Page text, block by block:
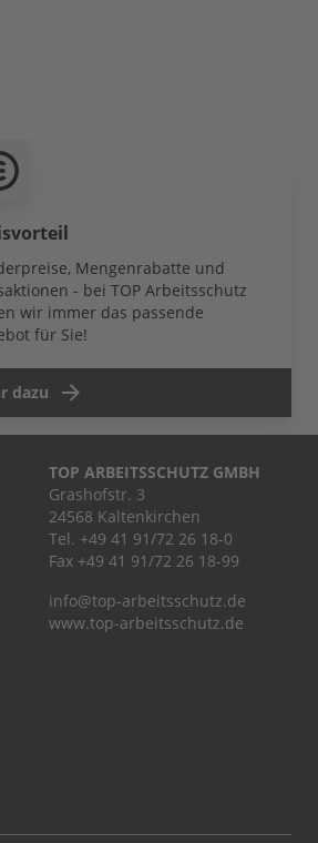
Mengenrabatte und
- bei TOP Arbeitsschutz
wir immer das passende
für Sie!
dazu
TOP ARBEITSSCHUTZ GMBH
Grashofstr. 3
24568 Kaltenkirchen
Tel. +49 41 91/72 26 18-0
Fax +49 41 91/72 26 18-99
info@top-arbeitsschutz.de
www.top-arbeitsschutz.de